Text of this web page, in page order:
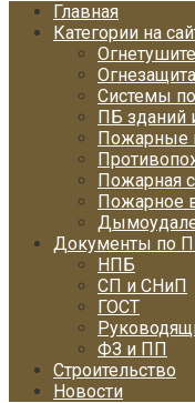
Главная
Категории на
Огнезащита
Системы
ПБ зданий
Пожарная
Пожарное
Документы по
НПБ
СП и СНиП
ГОСТ
ФЗ и ПП
Строительство
Новости